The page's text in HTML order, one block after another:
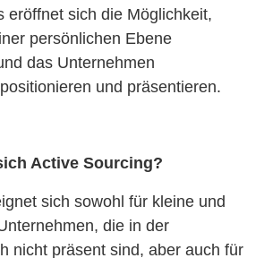
eröffnet sich die Möglichkeit,
persönlichen Ebene
das Unternehmen
und präsentieren.
Active Sourcing?
sich sowohl für kleine und
die in der
nicht präsent sind, aber auch für